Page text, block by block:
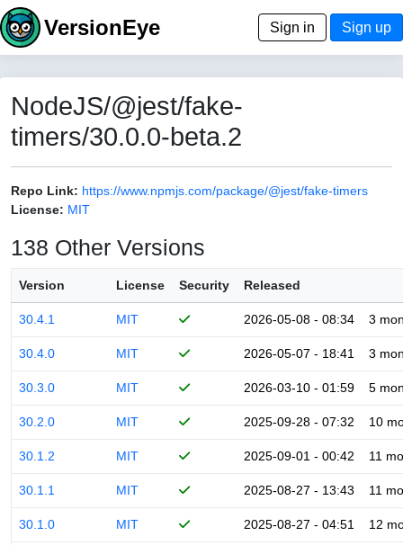
VersionEye Sign in Sign up
NodeJS/@jest/fake-
timers/30.0.0-beta.2
Repo Link: https://www.npmjs.com/package/@jest/fake-timers
License: MIT
138 Other Versions
Version License Security Released
30.4.1 MIT 2026-05-08 - 08:34 3
30.4.0 MIT 2026-05-07 - 18:41 3
30.3.0 MIT 2026-03-10 - 01:59 5
30.2.0 MIT 2025-09-28 - 07:32 10
30.1.2 MIT 2025-09-01 - 00:42 11
30.1.1 MIT 2025-08-27 - 13:43 11
30.1.0 MIT 2025-08-27 - 04:51 12